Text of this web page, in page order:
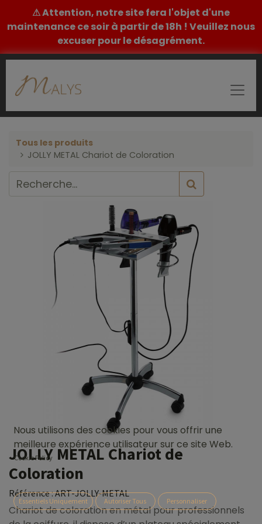
⚠ Attention, notre site fera l'objet d'une
maintenance ce soir à partir de 18h ! Veuillez nous
excuser pour le désagrément.
Tous les produits
JOLLY METAL Chariot de Coloration
JOLLY METAL Chariot de
Coloration
Référence :ART-JOLLY-METAL
Chariot de coloration en métal pour professionnels
Nous utilisons des cookies pour vous offrir une
meilleure expérience utilisateur sur ce site Web.
Cookie Policy
Essentiels Uniquement Autoriser Tous Personnaliser